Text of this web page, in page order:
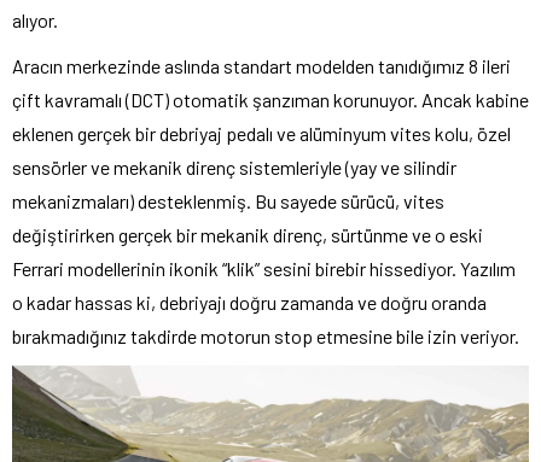
alıyor.
Aracın merkezinde aslında standart modelden tanıdığımız 8 ileri
çift kavramalı (DCT) otomatik şanzıman korunuyor. Ancak kabine
eklenen gerçek bir debriyaj pedalı ve alüminyum vites kolu, özel
sensörler ve mekanik direnç sistemleriyle (yay ve silindir
mekanizmaları) desteklenmiş. Bu sayede sürücü, vites
değiştirirken gerçek bir mekanik direnç, sürtünme ve o eski
Ferrari modellerinin ikonik “klik” sesini birebir hissediyor. Yazılım
o kadar hassas ki, debriyajı doğru zamanda ve doğru oranda
bırakmadığınız takdirde motorun stop etmesine bile izin veriyor.